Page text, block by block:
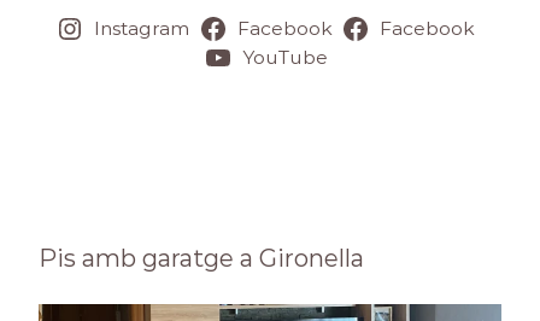
Instagram Facebook
Facebook
YouTube
Pis amb garatge a Gironella